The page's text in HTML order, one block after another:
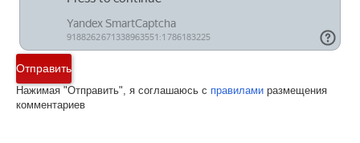
Отправить
Нажимая "Отправить", я соглашаюсь с правилами размещения
комментариев